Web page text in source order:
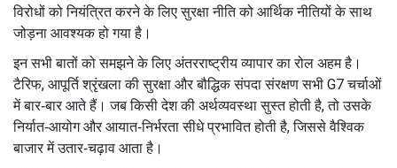
विरोधों को नियंत्रित करने के लिए सुरक्षा नीति को आर्थिक नीतियों के साथ
जोड़ना आवश्यक हो गया है।
इन सभी बातों को समझने के लिए अंतरराष्ट्रीय व्यापार का रोल अहम है।
टैरिफ, आपूर्ति श्रृंखला की सुरक्षा और बौद्धिक संपदा संरक्षण सभी G7 चर्चाओं
में बार‑बार आते हैं। जब किसी देश की अर्थव्यवस्था सुस्त होती है, तो उसके
निर्यात‑आयोग और आयात‑निर्भरता सीधे प्रभावित होती है, जिससे वैश्विक
बाजार में उतार‑चढ़ाव आता है।